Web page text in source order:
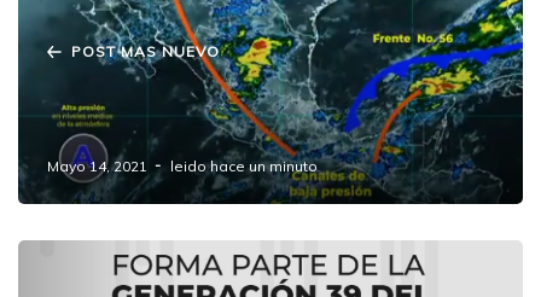
POST MAS NUEVO
Se esperan #lluvias fuertes este fin de
semana en #Puebla.
Mayo 14, 2021 leido hace un minuto